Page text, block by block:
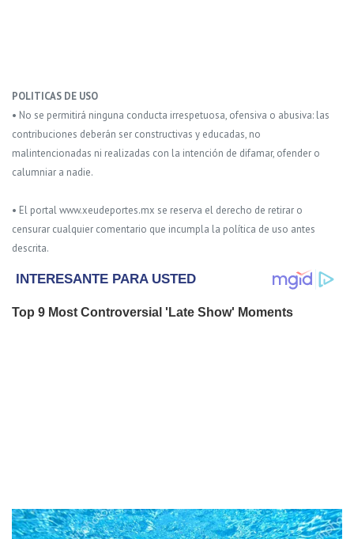
POLITICAS DE USO
• No se permitirá ninguna conducta irrespetuosa, ofensiva o abusiva: las
contribuciones deberán ser constructivas y educadas, no
malintencionadas ni realizadas con la intención de difamar, ofender o
calumniar a nadie.
• El portal www.xeudeportes.mx se reserva el derecho de retirar o
censurar cualquier comentario que incumpla la política de uso antes
descrita.